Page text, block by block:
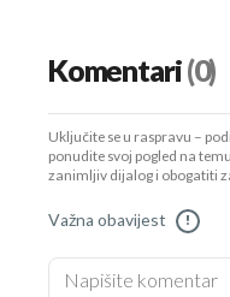
Komentari(0)
Uključite se u raspravu –
ponudite svoj pogled na
zanimljiv dijalog i obogatiti
Važna obavijest !